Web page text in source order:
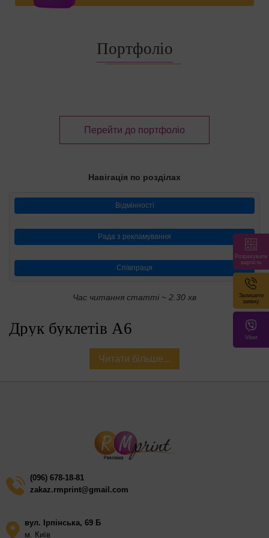
Портфоліо
Перейти до портфоліо
Навігація по розділах
Відмінності
Рада з рекламування
Співпраця
Час читання статті ~ 2.30 хв
Друк буклетів А6
для індивідуальної роздачі, і він покликаний забезпечити
людей мінімальною інформацією, то найдоречнішим
доступною ціною.
Читати більше...
(096) 678-18-81
zakaz.rmprint@gmail.com
вул. Ірпінська, 69 Б
м. Київ
Розрахувати
вартість
Залишити
заявку
Viber